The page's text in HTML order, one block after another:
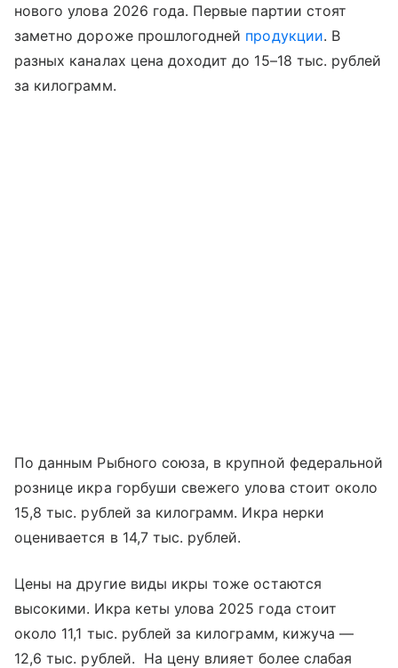
нового улова 2026 года. Первые партии стоят
заметно дороже прошлогодней продукции. В
разных каналах цена доходит до 15–18 тыс. рублей
за килограмм.
По данным Рыбного союза, в крупной федеральной
рознице икра горбуши свежего улова стоит около
15,8 тыс. рублей за килограмм. Икра нерки
оценивается в 14,7 тыс. рублей.
Цены на другие виды икры тоже остаются
высокими. Икра кеты улова 2025 года стоит
около 11,1 тыс. рублей за килограмм, кижуча —
12,6 тыс. рублей. На цену влияет более слабая